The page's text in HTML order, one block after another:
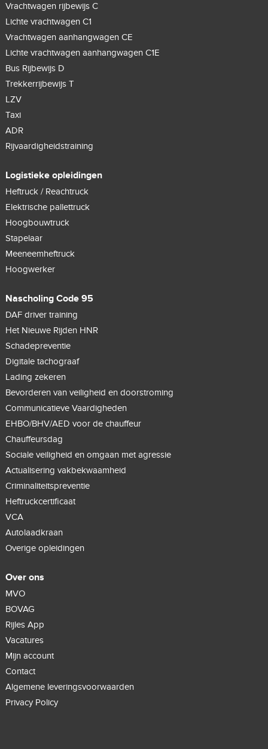
Vrachtwagen rijbewijs C
Lichte vrachtwagen C1
Vrachtwagen aanhangwagen CE
Lichte vrachtwagen aanhangwagen C1E
Bus Rijbewijs D
Trekkerrijbewijs T
LZV
Taxi
ADR
Rijvaardigheidstraining
Logistieke opleidingen
Heftruck / Reachtruck
Elektrische pallettruck
Hoogbouwtruck
Stapelaar
Meeneemheftruck
Hoogwerker
Nascholing Code 95
DAF driver training
Het Nieuwe Rijden HNR
Schadepreventie
Digitale tachograaf
Lading zekeren
Bevorderen van veiligheid en doorstroming
Communicatieve Vaardigheden
EHBO/BHV/AED voor de chauffeur
Chauffeursdag
Sociale veiligheid en omgaan met agressie
Actualisering vakbekwaamheid
Criminaliteitspreventie
Heftruckcertificaat
VCA
Autolaadkraan
Overige opleidingen
Over ons
MVO
BOVAG
Rijles App
Vacatures
Mijn account
Contact
Algemene leveringsvoorwaarden
Privacy Policy